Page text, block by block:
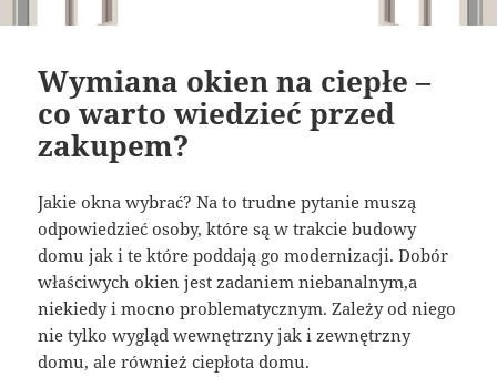
Wymiana okien na ciepłe –
co warto wiedzieć przed
zakupem?
Jakie okna wybrać? Na to trudne pytanie muszą
odpowiedzieć osoby, które są w trakcie budowy
domu jak i te które poddają go modernizacji. Dobór
właściwych okien jest zadaniem niebanalnym,a
niekiedy i mocno problematycznym. Zależy od niego
nie tylko wygląd wewnętrzny jak i zewnętrzny
domu, ale również ciepłota domu.